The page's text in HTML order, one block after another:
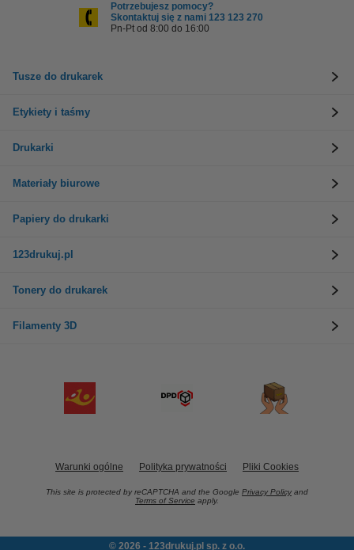
Potrzebujesz pomocy?
Skontaktuj się z nami 123 123 270
Pn-Pt od 8:00 do 16:00
Tusze do drukarek
Etykiety i taśmy
Drukarki
Materiały biurowe
Papiery do drukarki
123drukuj.pl
Tonery do drukarek
Filamenty 3D
Warunki ogólne Polityka prywatności Pliki Cookies
This site is protected by reCAPTCHA and the Google Privacy Policy and
Terms of Service apply.
© 2026 - 123drukuj.pl sp. z o.o.